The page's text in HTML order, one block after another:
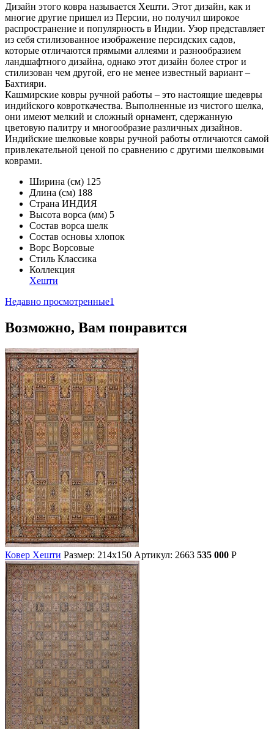
Дизайн этого ковра называется Хешти. Этот дизайн, как и
многие другие пришел из Персии, но получил широкое
распространение и популярность в Индии. Узор представляет
из себя стилизованное изображение персидских садов,
которые отличаются прямыми аллеями и разнообразием
ландшафтного дизайна, однако этот дизайн более строг и
стилизован чем другой, его не менее известный вариант –
Бахтияри.
Кашмирские ковры ручной работы – это настоящие шедевры
индийского ковроткачества. Выполненные из чистого шелка,
они имеют мелкий и сложный орнамент, сдержанную
цветовую палитру и многообразие различных дизайнов.
Индийские шелковые ковры ручной работы отличаются самой
привлекательной ценой по сравнению с другими шелковыми
коврами.
Ширина (см) 125
Длина (см) 188
Страна ИНДИЯ
Высота ворса (мм) 5
Состав ворса шелк
Состав основы хлопок
Ворс Ворсовые
Стиль Классика
Коллекция
Хешти
Недавно просмотренные1
Возможно, Вам понравится
Ковер Хешти Размер: 214х150 Артикул: 2663 535 000 Р